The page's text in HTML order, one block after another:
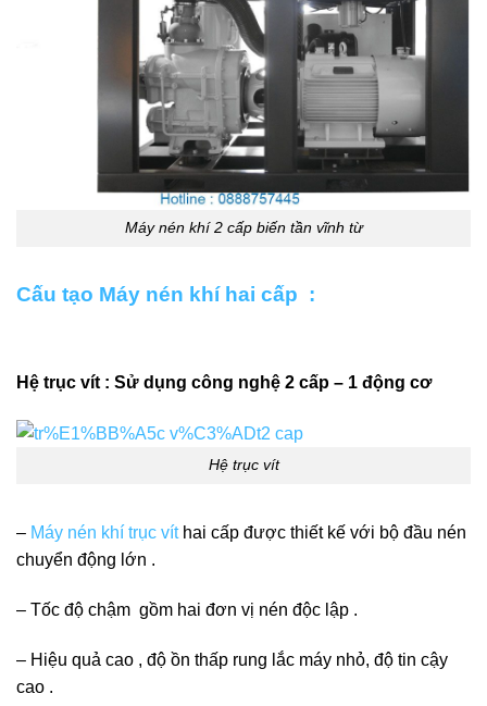
Máy nén khí 2 cấp biến tần vĩnh từ
Cấu tạo Máy nén khí hai cấp :
Hệ trục vít : Sử dụng công nghệ 2 cấp – 1 động cơ
Hệ trục vít
– Máy nén khí trục víthai cấp được thiết kế với bộ đầu nén
chuyển động lớn .
– Tốc độ chậm gồm hai đơn vị nén độc lập .
– Hiệu quả cao , độ ồn thấp rung lắc máy nhỏ, độ tin cậy
cao .